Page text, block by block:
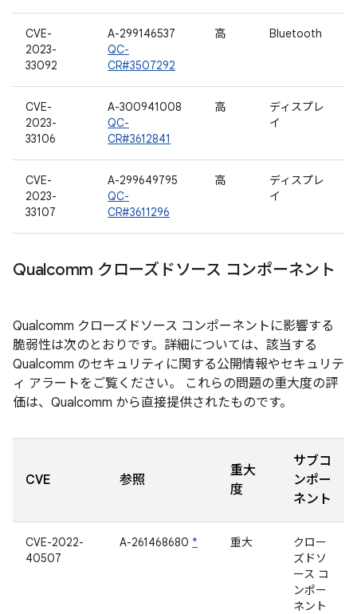
CVE-
2023-
33092
A-299146537
QC-
CR#3507292
高 Bluetooth
CVE-
2023-
33106
A-300941008
QC-
CR#3612841
高
ディスプレ
イ
CVE-
2023-
33107
A-299649795
QC-
CR#3611296
高
ディスプレ
イ
Qualcomm クローズドソース コンポーネント
Qualcomm クローズドソース コンポーネントに影響する
脆弱性は次のとおりです。詳細については、該当する
Qualcomm のセキュリティに関する公開情報やセキュリテ
ィ アラートをご覧ください。 これらの問題の重大度の評
価は、Qualcomm から直接提供されたものです。
CVE 参照
重大
度
サブコ
ンポー
ネント
CVE-2022-
40507
A-261468680 * 重大
クロー
ズドソ
ース コ
ンポー
ネント